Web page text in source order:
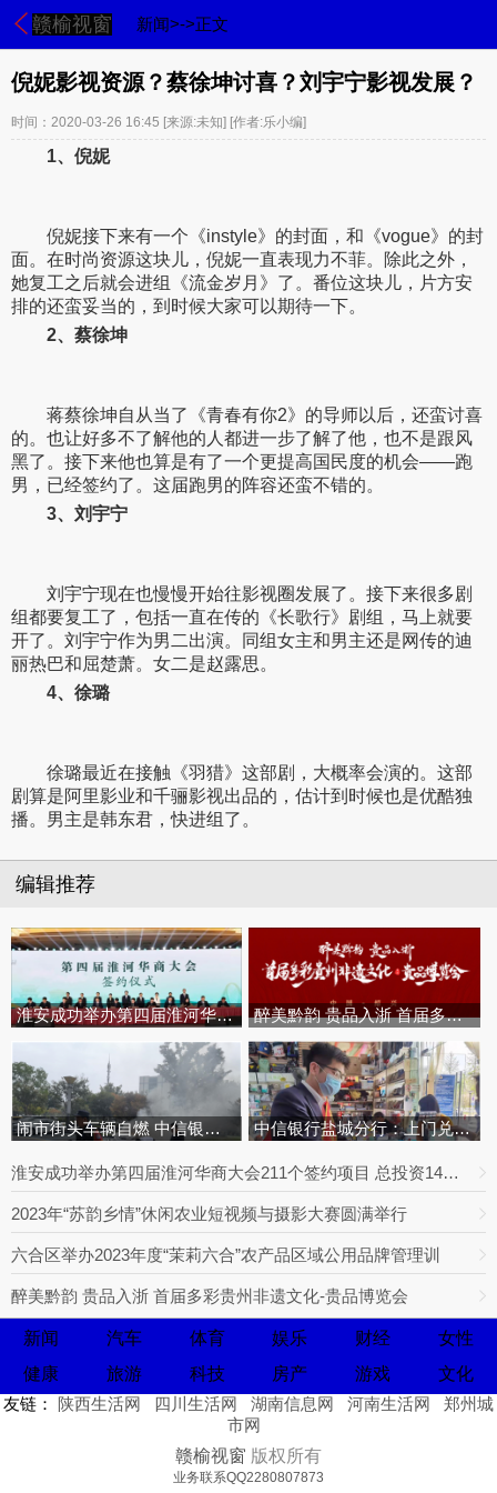
赣榆视窗 新闻>->正文
倪妮影视资源？蔡徐坤讨喜？刘宇宁影视发展？
时间：2020-03-26 16:45 [来源:未知] [作者:乐小编]
1、倪妮
倪妮接下来有一个《instyle》的封面，和《vogue》的封
面。在时尚资源这块儿，倪妮一直表现力不菲。除此之外，
她复工之后就会进组《流金岁月》了。番位这块儿，片方安
排的还蛮妥当的，到时候大家可以期待一下。
2、蔡徐坤
蒋蔡徐坤自从当了《青春有你2》的导师以后，还蛮讨喜
的。也让好多不了解他的人都进一步了解了他，也不是跟风
黑了。接下来他也算是有了一个更提高国民度的机会——跑
男，已经签约了。这届跑男的阵容还蛮不错的。
3、刘宇宁
刘宇宁现在也慢慢开始往影视圈发展了。接下来很多剧
组都要复工了，包括一直在传的《长歌行》剧组，马上就要
开了。刘宇宁作为男二出演。同组女主和男主还是网传的迪
丽热巴和屈楚萧。女二是赵露思。
4、徐璐
徐璐最近在接触《羽猎》这部剧，大概率会演的。这部
剧算是阿里影业和千骊影视出品的，估计到时候也是优酷独
播。男主是韩东君，快进组了。
编辑推荐
淮安成功举办第四届淮河华商大会 醉美黔韵 贵品入浙 首届多彩贵州
闹市街头车辆自燃 中信银行员工 中信银行盐城分行：上门兑换零残
淮安成功举办第四届淮河华商大会211个签约项目 总投资1486.4亿元
2023年“苏韵乡情”休闲农业短视频与摄影大赛圆满举行
六合区举办2023年度“茉莉六合”农产品区域公用品牌管理训
醉美黔韵 贵品入浙 首届多彩贵州非遗文化-贵品博览会
新闻 汽车 体育 娱乐 财经
女性
健康
旅游 科技 房产 游戏
文化
友链： 陕西生活网 四川生活网 湖南信息网 河南生活网
郑州城
市网
赣榆视窗 版权所有
业务联系QQ2280807873